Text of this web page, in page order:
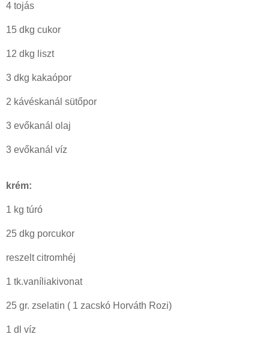
4 tojás
15 dkg cukor
12 dkg liszt
3 dkg kakaópor
2 kávéskanál sütőpor
3 evőkanál olaj
3 evőkanál víz
krém:
1 kg túró
25 dkg porcukor
reszelt citromhéj
1 tk.vaníliakivonat
25 gr. zselatin ( 1 zacskó Horváth Rozi)
1 dl víz